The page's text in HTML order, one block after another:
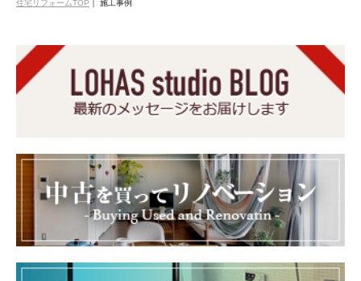
住宅リフォームTOP 施工事例